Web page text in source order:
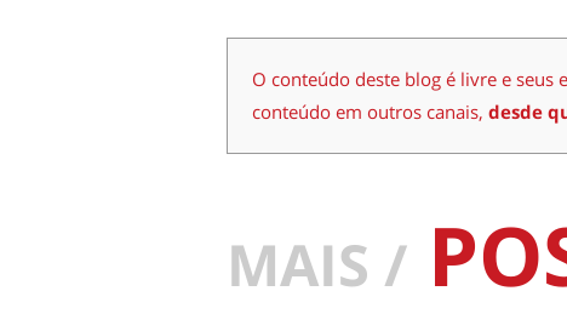
O conteúdo deste blog é livre e
conteúdo em outros canais, desde
MAIS /